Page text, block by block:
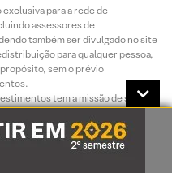
para a rede de
assessores de
também ser divulgado no site
para qualquer pessoa,
sem o prévio
tem a missão de servir
problemas. O contato pode
3710.
estão definidos nas tabelas